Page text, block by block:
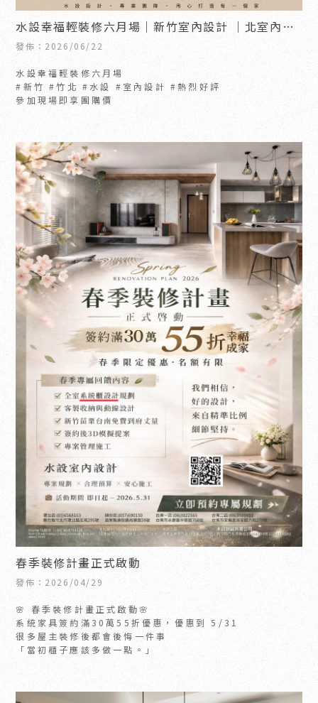
水設幸福輕裝修六月場｜新竹室內設計 ｜北室內設
計
發佈：2026/06/22
水設幸福輕裝修六月場
#新竹 #竹北 #水設 #室內設計 #熱烈好評
參加現場即享團購價
春季裝修計畫正式啟動
發佈：2026/04/29
🌸 春季裝修計畫正式啟動🌸
系統家具簽約滿30萬55折優惠，優惠到 5/31
很多屋主裝修後都會後悔一件事
「當初櫃子應該多做一點。」